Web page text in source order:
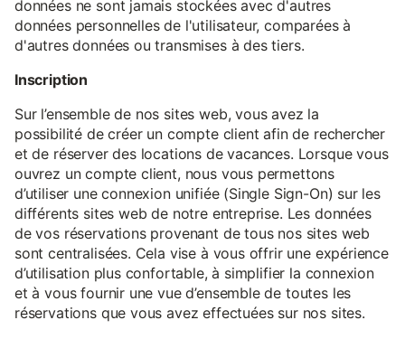
données ne sont jamais stockées avec d'autres
données personnelles de l'utilisateur, comparées à
d'autres données ou transmises à des tiers.
Inscription
Sur l’ensemble de nos sites web, vous avez la
possibilité de créer un compte client afin de rechercher
et de réserver des locations de vacances. Lorsque vous
ouvrez un compte client, nous vous permettons
d’utiliser une connexion unifiée (Single Sign-On) sur les
différents sites web de notre entreprise. Les données
de vos réservations provenant de tous nos sites web
sont centralisées. Cela vise à vous offrir une expérience
d’utilisation plus confortable, à simplifier la connexion
et à vous fournir une vue d’ensemble de toutes les
réservations que vous avez effectuées sur nos sites.